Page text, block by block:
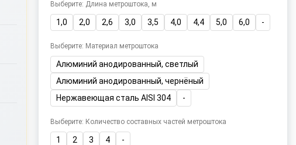
Выберите: Длина метроштока, м
1,0 2,0 2,6 3,0 3,5 4,0 4,4 5,0 6,0 -
Выберите: Материал метроштока
Алюминий анодированный, светлый
Алюминий анодированный, чернёный
Нержавеющая сталь AISI 304
-
Выберите: Количество составных частей метроштока
1 2 3 4 -